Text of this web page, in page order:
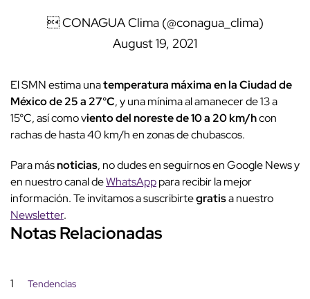
 CONAGUA Clima (@conagua_clima)
August 19, 2021
El SMN estima unatemperatura máxima en la Ciudad de
México de 25 a 27°C, y una mínima al amanecer de 13 a
15°C, así como viento del noreste de 10 a 20 km/hcon
rachas de hasta 40 km/h en zonas de chubascos.
Para másnoticias, no dudes en seguirnos en Google News y
en nuestro canal deWhatsApppara recibir la mejor
información. Te invitamos a suscribirtegratisa nuestro
Newsletter.
Notas Relacionadas
1 Tendencias